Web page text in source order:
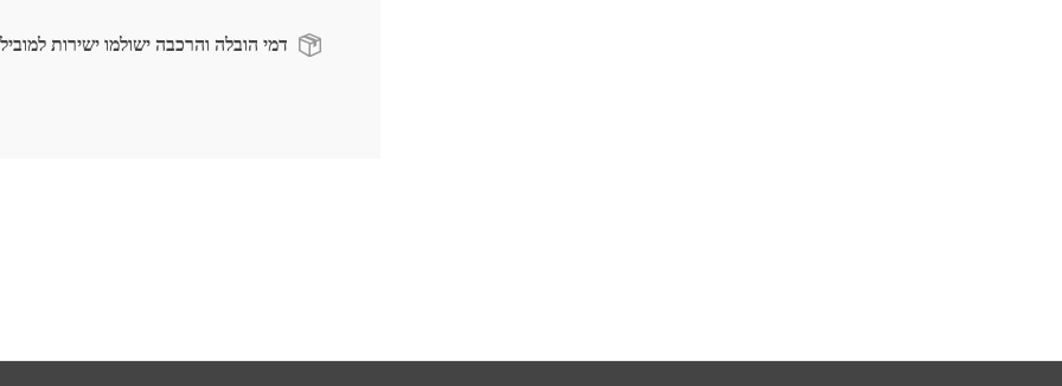
דמי הובלה והרכבה ישולמו ישירות למוביל